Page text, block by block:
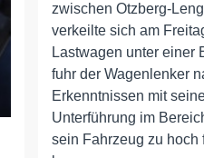
zwischen Otzberg-
verkeilte sich am
Lastwagen unter einer
fuhr der Wagenlenker
Erkenntnissen mit
Unterführung im
sein Fahrzeug zu hoch